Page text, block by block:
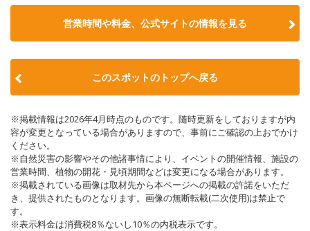
営業時間や料金、公式サイトの情報を見る
このスポットのトップへ戻る
※掲載情報は2026年4月時点のものです。随時更新をしておりますが内
容が変更となっている場合がありますので、事前にご確認の上おでかけ
ください。
※自然災害の影響やその他諸事情により、イベントの開催情報、施設の
営業時間、植物の開花・見頃期間などは変更になる場合があります。
※掲載されている画像は取材先から本ページへの掲載の許諾をいただ
き、提供されたものとなります。画像の無断転載(二次使用)は禁止で
す。
※表示料金は消費税8％ないし10％の内税表示です。